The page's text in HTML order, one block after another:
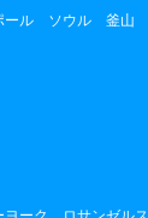
ール ソウル 釜山